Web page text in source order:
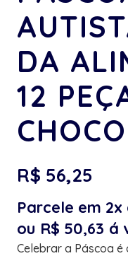
DA
12
R$ 56,25
Parcele em 2x
ou R$ 50,63 á
Celebrar a Páscoa é